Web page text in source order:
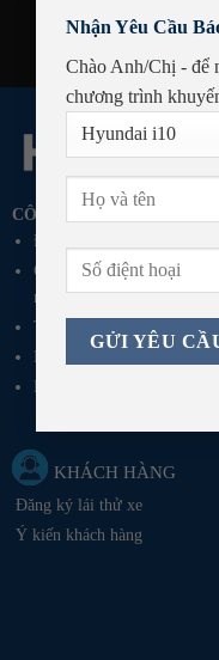
Nhận Yêu Cầu
Chào Anh/Chị - để
chương trình
CÔNG TY TNHH TÍN
Địa Chỉ: QL1A, Thôn Phú
GPKD số 4201179523-
ngày 09/03/2021
Tel: 0257 222 7777
Email: p.mar@hyundai-
Fanpage:
KHÁCH HÀNG
Đăng ký lái thử xe
Ý kiến khách hàng